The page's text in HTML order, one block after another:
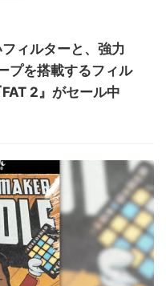
ィルターと、強力
プを搭載するフィル
2』がセール中